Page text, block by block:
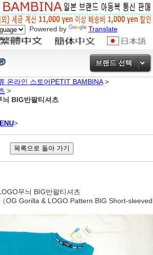
Powered by Translate
브랜드 선택
온라인 스토어PETIT BAMBINA>
>
BIG반팔티셔츠
>
무늬 BIG반팔티셔츠
OG Gorilla & LOGO Pattern BIG Short-sleeved